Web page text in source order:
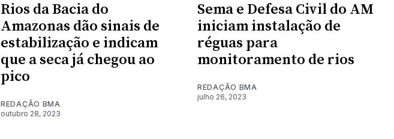
Rios da Bacia do
Amazonas dão sinais de
estabilização e indicam
que a seca já chegou ao
pico
REDAÇÃO BMA
outubro 28, 2023
Sema e Defesa Civil do AM
iniciam instalação de
réguas para
monitoramento de rios
REDAÇÃO BMA
julho 26, 2023